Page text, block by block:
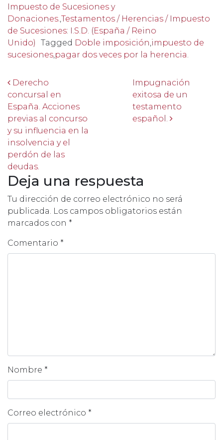
Impuesto de Sucesiones y
Donaciones. Testamentos / Herencias / Impuesto
de Sucesiones: I.S.D. (España / Reino
Unido)
Tagged Doble imposición impuesto de
sucesiones pagar dos veces por la herencia.
Post navigation
Derecho
concursal en
España. Acciones
previas al concurso
y su influencia en la
insolvencia y el
perdón de las
deudas.
Impugnación
exitosa de un
testamento
español.
Deja una respuesta
Tu dirección de correo electrónico no será
publicada. Los campos obligatorios están
marcados con *
Comentario *
Nombre *
Correo electrónico *